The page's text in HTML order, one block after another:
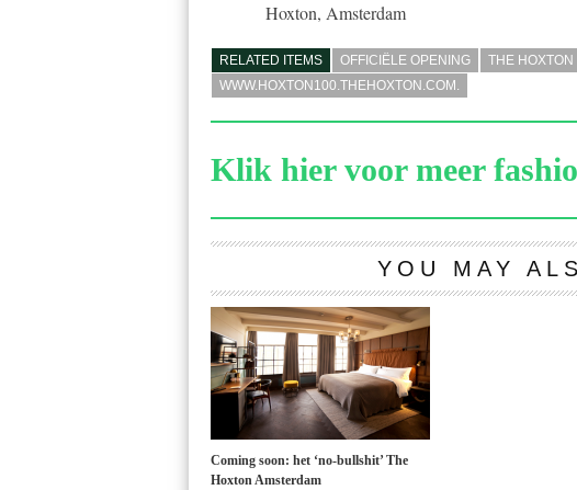
Hoxton, Amsterdam
RELATED ITEMS OFFICIËLE OPENING THE HOXTON
WWW.HOXTON100.THEHOXTON.COM.
Klik hier voor meer
YOU MAY
Coming soon: het ‘no-bullshit’ The
Hoxton Amsterdam